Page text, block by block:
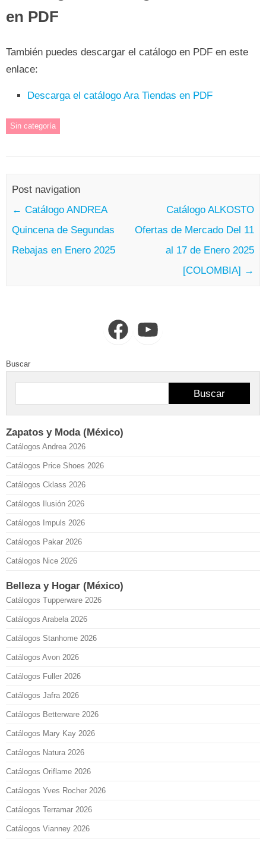
en PDF
También puedes descargar el catálogo en PDF en este
enlace:
Descarga el catálogo Ara Tiendas en PDF
Sin categoría
Post navigation
← Catálogo ANDREA
Quincena de Segundas
Rebajas en Enero 2025
Catálogo ALKOSTO
Ofertas de Mercado Del 11
al 17 de Enero 2025
[COLOMBIA] →
FacebookYouTube
Buscar
Buscar
Zapatos y Moda (México)
Catálogos Andrea 2026
Catálogos Price Shoes 2026
Catálogos Cklass 2026
Catálogos Ilusión 2026
Catálogos Impuls 2026
Catálogos Pakar 2026
Catálogos Nice 2026
Belleza y Hogar (México)
Catálogos Tupperware 2026
Catálogos Arabela 2026
Catálogos Stanhome 2026
Catálogos Avon 2026
Catálogos Fuller 2026
Catálogos Jafra 2026
Catálogos Betterware 2026
Catálogos Mary Kay 2026
Catálogos Natura 2026
Catálogos Oriflame 2026
Catálogos Yves Rocher 2026
Catálogos Terramar 2026
Catálogos Vianney 2026